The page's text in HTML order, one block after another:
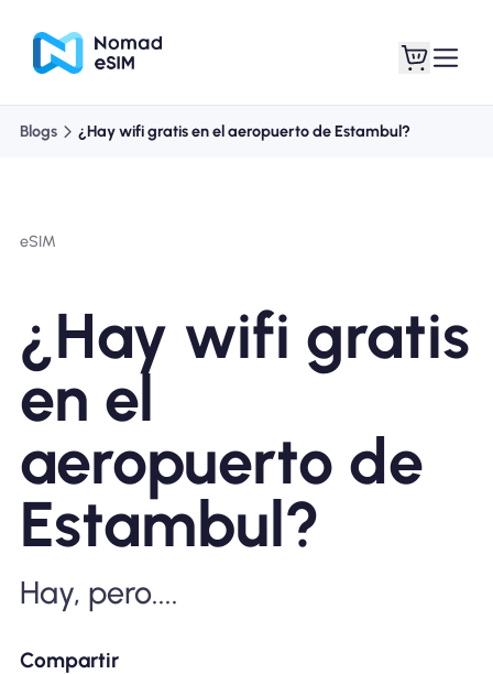
Planes de la tienda
Acerca de eSIM
Por qué la eSIM Nomad
Usando una eSIM
Blogs ¿Hay wifi gratis en el aeropuerto de Estambul?
eSIM
¿Hay wifi gratis
en el
aeropuerto de
Estambul?
Hay, pero....
Compartir